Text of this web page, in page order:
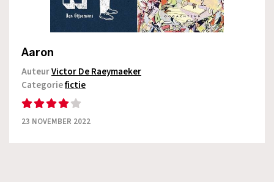
Aaron
AuteurVictor De Raeymaeker
Categoriefictie
23 NOVEMBER 2022